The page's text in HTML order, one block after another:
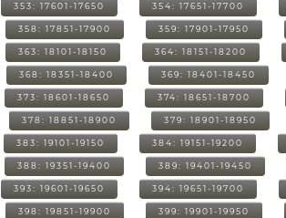
353: 17601-17650 354: 17651-17700
358: 17851-17900 359: 17901-17950
363: 18101-18150 364: 18151-18200
368: 18351-18400 369: 18401-18450
373: 18601-18650 374: 18651-18700
378: 18851-18900 379: 18901-18950
383: 19101-19150 384: 19151-19200
388: 19351-19400 389: 19401-19450
393: 19601-19650 394: 19651-19700
398: 19851-19900 399: 19901-19950